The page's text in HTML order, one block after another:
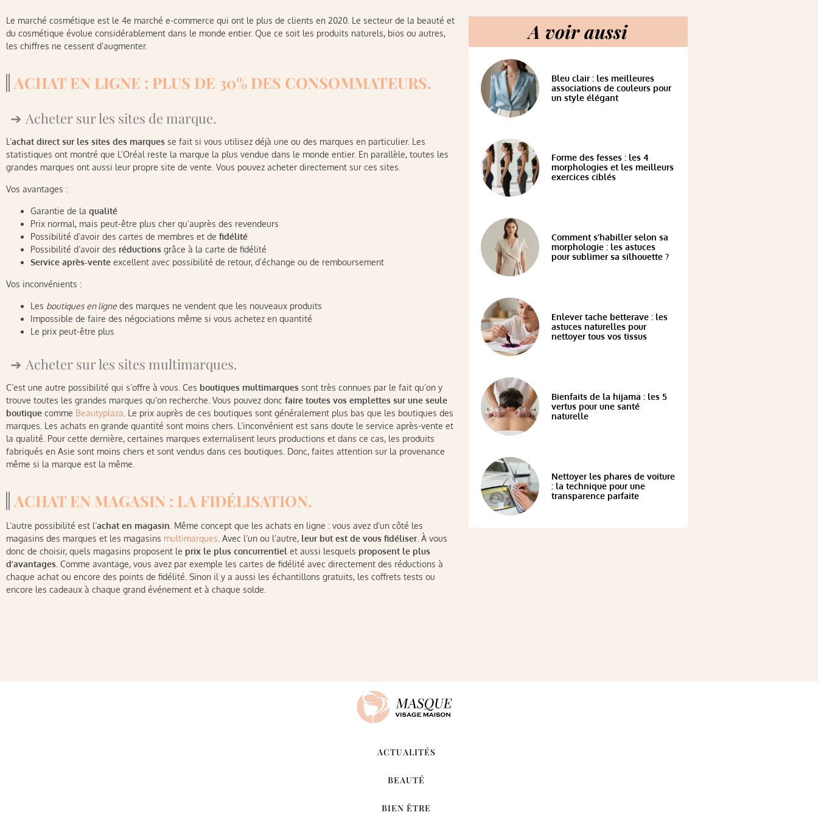
Le marché cosmétique est le 4e marché e-commerce qui ont le plus de clients en 2020. Le secteur de la beauté et
du cosmétique évolue considérablement dans le monde entier. Que ce soit les produits naturels, bios ou autres,
les chiffres ne cessent d’augmenter.
ACHAT EN LIGNE : PLUS DE 30% DES CONSOMMATEURS.
Acheter sur les sites de marque.
L’achat direct sur les sites des marques se fait si vous utilisez déjà une ou des marques en particulier. Les
statistiques ont montré que L’Oréal reste la marque la plus vendue dans le monde entier. En parallèle, toutes les
grandes marques ont aussi leur propre site de vente. Vous pouvez acheter directement sur ces sites.
Vos avantages :
Garantie de la qualité
Prix normal, mais peut-être plus cher qu’auprès des revendeurs
Possibilité d’avoir des cartes de membres et de fidélité
Possibilité d’avoir des réductions grâce à la carte de fidélité
Service après-vente excellent avec possibilité de retour, d’échange ou de remboursement
Vos inconvénients :
Les boutiques en ligne des marques ne vendent que les nouveaux produits
Impossible de faire des négociations même si vous achetez en quantité
Le prix peut-être plus
Acheter sur les sites multimarques.
C’est une autre possibilité qui s’offre à vous. Ces boutiques multimarques sont très connues par le fait qu’on y
trouve toutes les grandes marques qu’on recherche. Vous pouvez donc faire toutes vos emplettes sur une seule
boutique comme Beautyplaza . Le prix auprès de ces boutiques sont généralement plus bas que les boutiques des
marques. Les achats en grande quantité sont moins chers. L’inconvénient est sans doute le service après-vente et
la qualité. Pour cette dernière, certaines marques externalisent leurs productions et dans ce cas, les produits
fabriqués en Asie sont moins chers et sont vendus dans ces boutiques. Donc, faites attention sur la provenance
même si la marque est la même.
ACHAT EN MAGASIN : LA FIDÉLISATION.
L’autre possibilité est l’achat en magasin . Même concept que les achats en ligne : vous avez d’un côté les
magasins des marques et les magasins multimarques . Avec l’un ou l’autre, leur but est de vous fidéliser. À vous
donc de choisir, quels magasins proposent le prix le plus concurrentiel et aussi lesquels proposent le plus
d’avantages . Comme avantage, vous avez par exemple les cartes de fidélité avec directement des réductions à
chaque achat ou encore des points de fidélité. Sinon il y a aussi les échantillons gratuits, les coffrets tests ou
encore les cadeaux à chaque grand événement et à chaque solde.
A voir aussi
Bleu clair : les meilleures
associations de couleurs pour
un style élégant
Forme des fesses : les 4
morphologies et les meilleurs
exercices ciblés
Comment s’habiller selon sa
morphologie : les astuces
pour sublimer sa silhouette ?
Enlever tache betterave : les
astuces naturelles pour
nettoyer tous vos tissus
Bienfaits de la hijama : les 5
vertus pour une santé
naturelle
Nettoyer les phares de voiture
: la technique pour une
transparence parfaite
ACTUALITÉS
BEAUTÉ
BIEN ÊTRE